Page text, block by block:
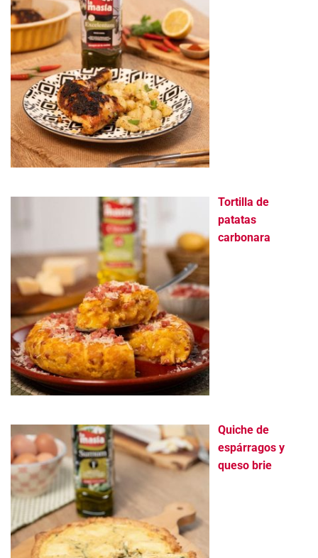
Tortilla de
patatas
carbonara
Quiche de
espárragos y
queso brie